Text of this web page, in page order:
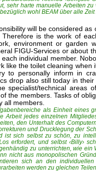
sehr harte manuelle Arbeiten
wohl BEAM über alle
will be considered
is the work of
environment or garden
FIGU-Services or about
individual member.
like the toilet cleaning when
to personally inform in
drop also still today in
specialist/technical areas
the members. Tasks of
all members.
als Einheit eines
Arbeit jedes einzelnen
den Unterhalt des
und Drucklegung der
ist sich selbst zu schön, zu
erfordert, und selbst ‹Billy›
zu unterrichten, wie
nicht aus monopolischen
sich an den individuellen
werden zu gleichen